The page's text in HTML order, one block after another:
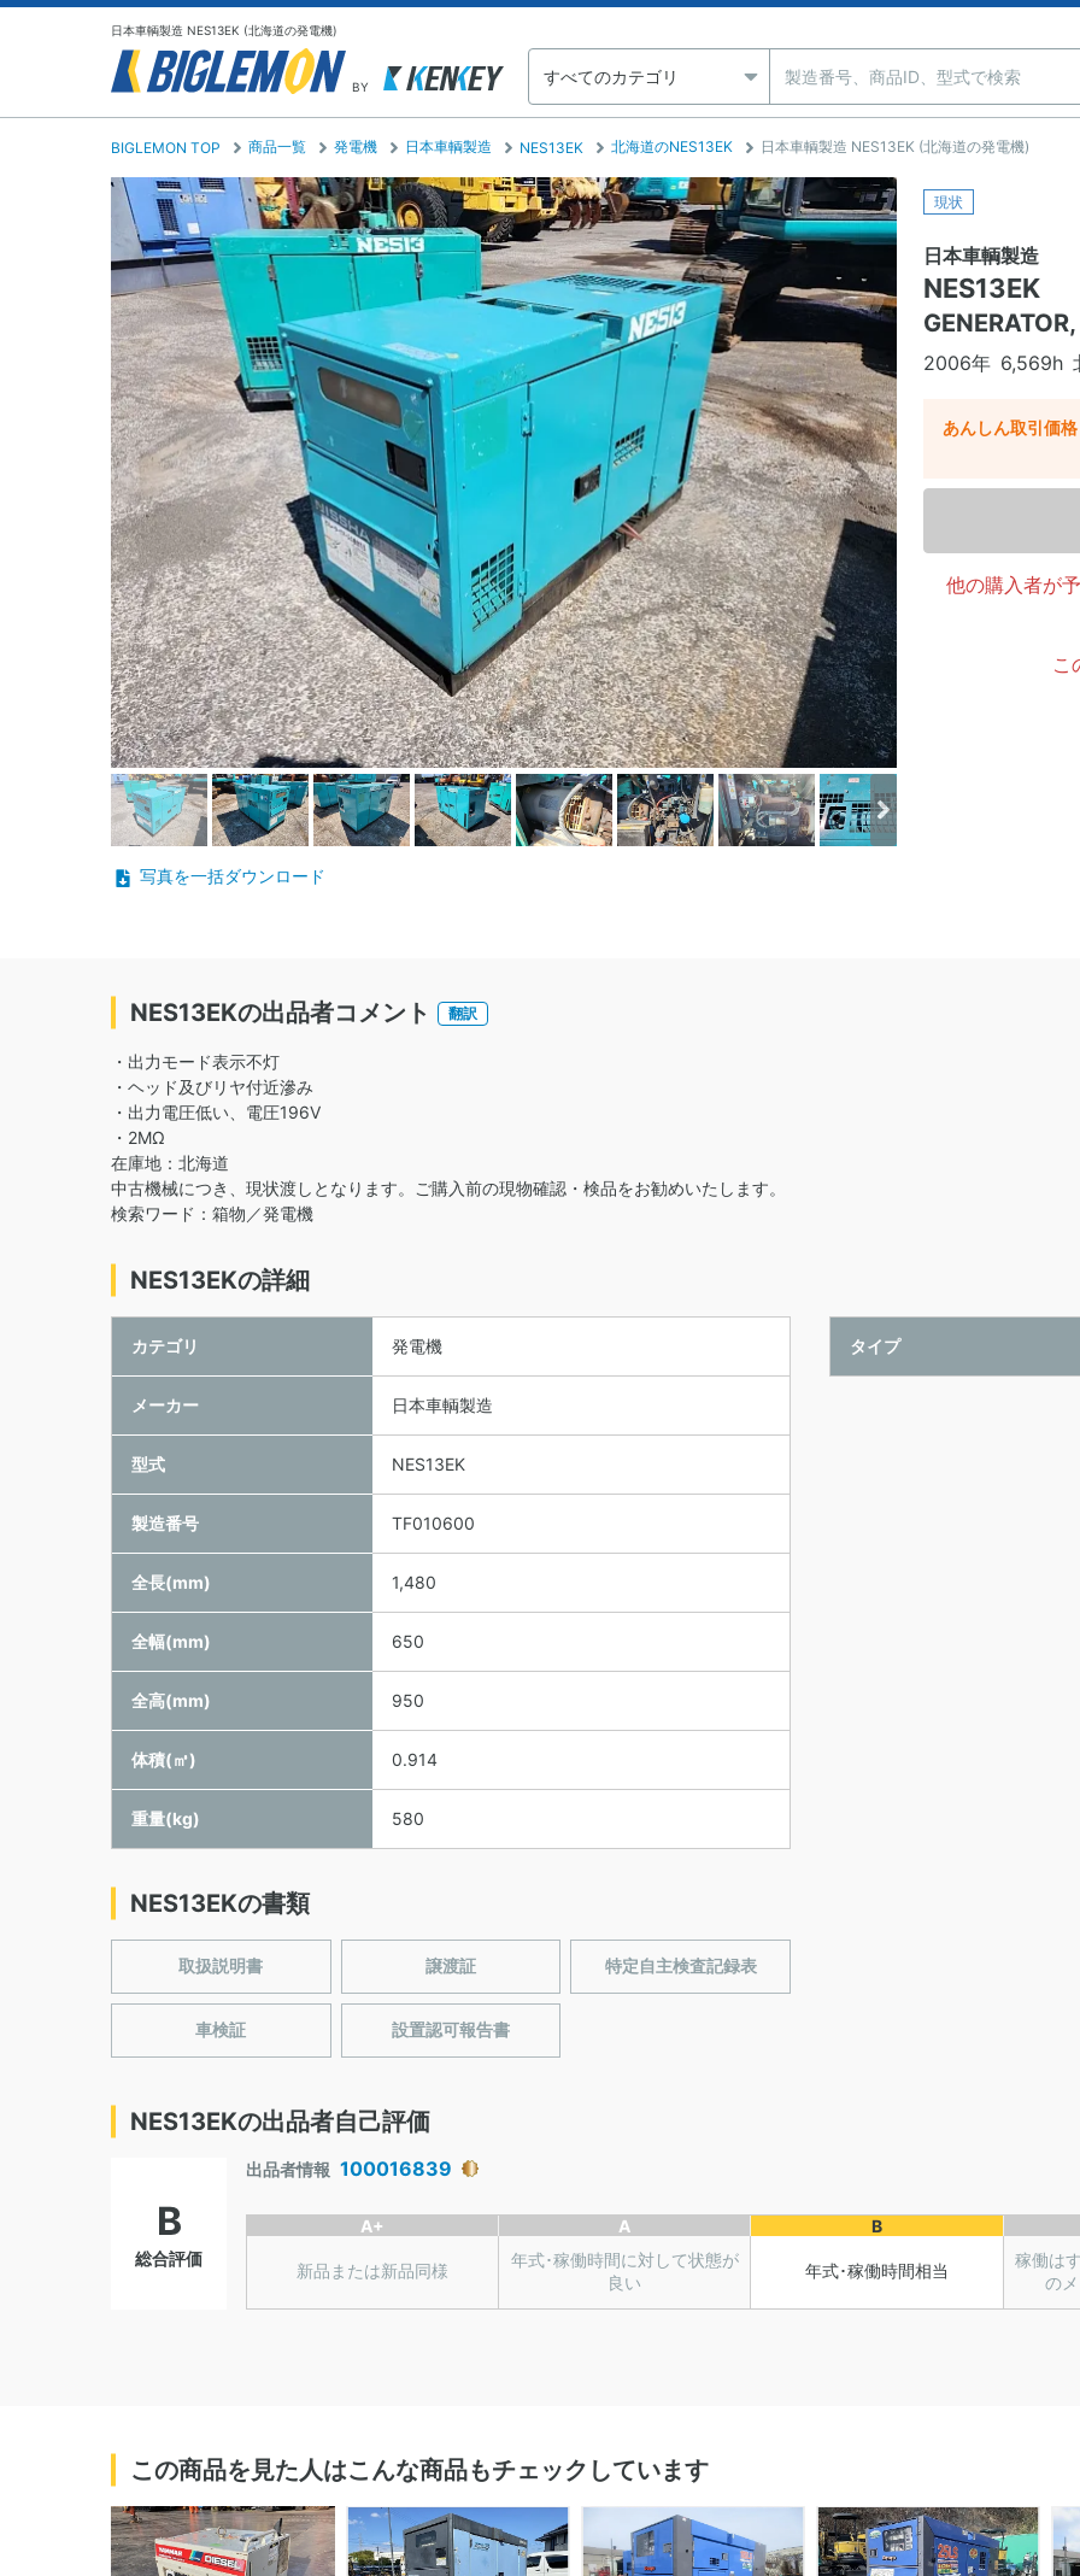
日本車輌製造 NES13EK (北海道の発電機)
BY
BIGLEMON TOP 商品一覧 発電機 日本車輌製造 NES13EK 北海道のNES13EK 日本車輌製造 NES13EK (北海道の発電機)
現状
日本車輌製造
NES13EK
2006年 6,569h
写真を一括ダウンロード
あんしん取引価格
他の購入者が
こ
NES13EKの出品者コメント 翻訳
・出力モード表示不灯
・ヘッド及びリヤ付近滲み
・出力電圧低い、電圧196V
・2MΩ
在庫地：北海道
中古機械につき、現状渡しとなります。ご購入前の現物確認・検品をお勧めいたします。
検索ワード：箱物／発電機
NES13EKの詳細
カテゴリ 発電機
メーカー 日本車輌製造
型式 NES13EK
製造番号 TF010600
全長(mm) 1,480
全幅(mm) 650
全高(mm) 950
体積(㎥) 0.914
重量(kg) 580
タイプ
NES13EKの書類
取扱説明書 譲渡証 特定自主検査記録表
車検証 設置認可報告書
NES13EKの出品者自己評価
B
総合評価
出品者情報 100016839
A+
新品または新品同様
A
年式･稼働時間に対して状態が
良い
B
年式･稼働時間相当
稼働は
の
この商品を見た人はこんな商品もチェックしています